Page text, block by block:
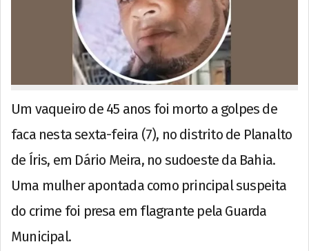
Um vaqueiro de 45 anos foi morto a golpes de
faca nesta sexta-feira (7), no distrito de Planalto
de Íris, em Dário Meira, no sudoeste da Bahia.
Uma mulher apontada como principal suspeita
do crime foi presa em flagrante pela Guarda
Municipal.